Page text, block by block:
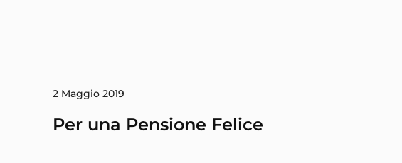
2 Maggio 2019
Per una Pensione Felice